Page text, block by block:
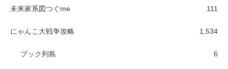
未来家系図つぐme 111
にゃんこ大戦争攻略 1,534
ブック列島 6